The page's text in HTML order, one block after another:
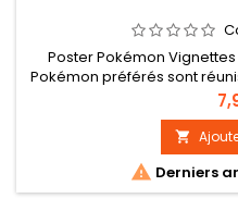
Poster Pokémon
Pokémon préférés sont
eye ! - Grammage : 170 g/
haute qualité en offset. - Les
Certifié FSC : ce

 Derniers